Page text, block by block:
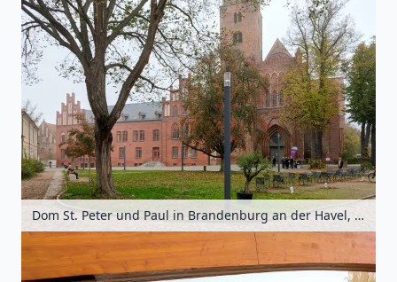
Dom St. Peter und Paul in Brandenburg an der Havel, Havelland, Brandenburg, Deutschland